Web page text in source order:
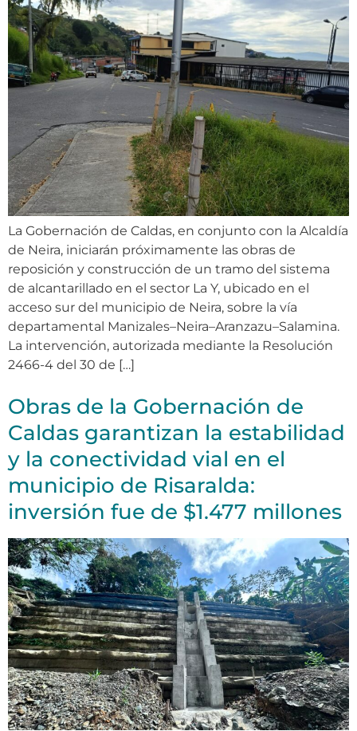
La Gobernación de Caldas, en conjunto con la Alcaldía
de Neira, iniciarán próximamente las obras de
reposición y construcción de un tramo del sistema
de alcantarillado en el sector La Y, ubicado en el
acceso sur del municipio de Neira, sobre la vía
departamental Manizales–Neira–Aranzazu–Salamina.
La intervención, autorizada mediante la Resolución
2466-4 del 30 de […]
Obras de la Gobernación de
Caldas garantizan la estabilidad
y la conectividad vial en el
municipio de Risaralda:
inversión fue de $1.477 millones